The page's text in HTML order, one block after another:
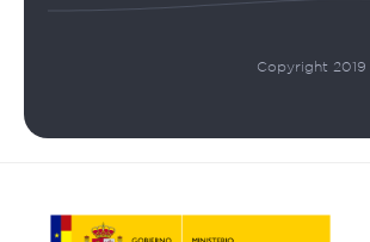
Copyright